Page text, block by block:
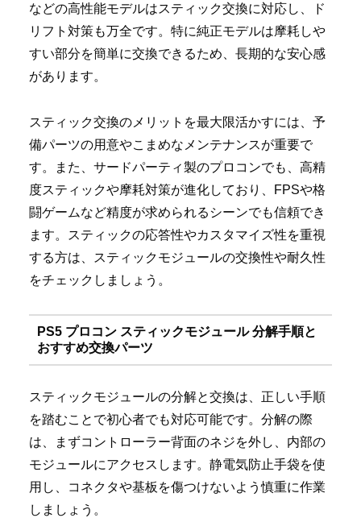
などの高性能モデルはスティック交換に対応し、ド
リフト対策も万全です。特に純正モデルは摩耗しや
すい部分を簡単に交換できるため、長期的な安心感
があります。
スティック交換のメリットを最大限活かすには、予
備パーツの用意やこまめなメンテナンスが重要で
す。また、サードパーティ製のプロコンでも、高精
度スティックや摩耗対策が進化しており、FPSや格
闘ゲームなど精度が求められるシーンでも信頼でき
ます。スティックの応答性やカスタマイズ性を重視
する方は、スティックモジュールの交換性や耐久性
をチェックしましょう。
PS5 プロコン スティックモジュール 分解手順と
おすすめ交換パーツ
スティックモジュールの分解と交換は、正しい手順
を踏むことで初心者でも対応可能です。分解の際
は、まずコントローラー背面のネジを外し、内部の
モジュールにアクセスします。静電気防止手袋を使
用し、コネクタや基板を傷つけないよう慎重に作業
しましょう。